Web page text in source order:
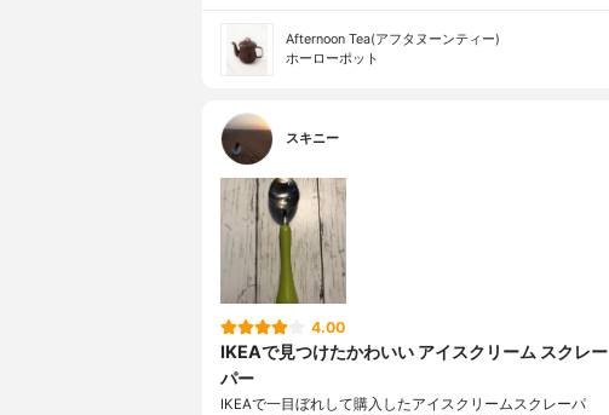
Afternoon Tea(アフタヌーンティー)
ホーローポット
スキニー
4.00
IKEAで見つけたかわいい アイスクリーム スクレー
パー
IKEAで一目ぼれして購入したアイスクリームスクレーパ